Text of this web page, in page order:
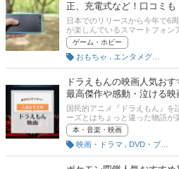
図に基づいたタイプ別診断も試
比較一覧表、通販サイトの売れ
や評判もチェックしてみてくだ
正、充電式など！口コミも
日本でのリリースから今年で6
が楽しんでいるスマートフォン
モンGOには、ゲームプレイを
チ」という商品があるのをご存
チ、スマートフォンと接続する
トやアイテムの回収を行なって
ないものを含めて、さまざま
そこで今回は、純正・非純正、
と購入する選び方、おすすめの
の売れ筋ランキングもあります
てみてください。
ゲーム・ホビー
おもちゃ
ドラえもんの映画人気お
最高傑作や感動・泣ける映
国民的アニメ『ドラえもん』を
ーズとはちょっと違った物語が
は親子で楽しめるアニメ映画の
から40年以上経った現在も毎年
今回は、これまでに公開された
かからおすすめの作品を紹介し
あなたも観たいドラえもんの映
本・音楽・映画
映画・ドラマ